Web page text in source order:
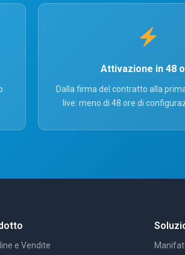
Attivazione in 48
Dalla firma del contratto alla
live: meno di 48 ore di
e Vendite